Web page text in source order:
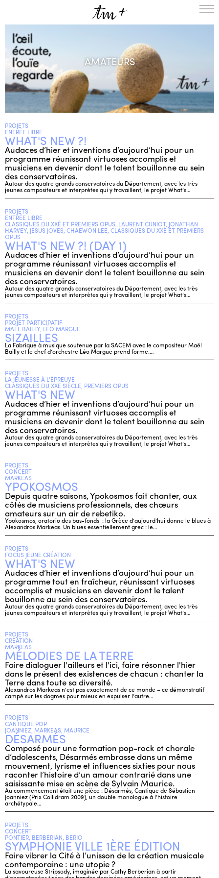
A LA UNE
PROJETS
MÉDIATION
NOUS SOUTENIR
CONTACTS
AGENDA
AMATEURS
PROJETS
ENTRÉE LIBRE
WHAT'S NEW ?!
Audaces d’hier et inventions d’aujourd’hui pour un
programme réunissant virtuoses accomplis et
musiciens en devenir dont le talent bouillonne au sein
des conservatoires.
Autour des quatre grands conservatoires du Département, avec les très
jeunes compositeurs et interprètes qui y travaillent, le projet What’s…
PROJETS
ENTRÉE LIBRE
CLASSIQUES DU XXÈ ET PREMIERS OPUS, LAURENT CUNIOT, JONATHAN
HARVEY, JESUS JOVES, CHAEWON LEE, CLASSIQUES DU XXÈ ET PREMIERS
OPUS
WHAT'S NEW ?! (DAY 1)
Audaces d’hier et inventions d’aujourd’hui pour un
programme réunissant virtuoses accomplis et
musiciens en devenir dont le talent bouillonne au sein
des conservatoires.
Autour des quatre grands conservatoires du Département, avec les très
jeunes compositeurs et interprètes qui y travaillent, le projet What’s…
PROJETS
PROJET PARTICIPATIF
MAËL BAILLY, LÉO MARGUE
SIZAILLES
La Fabrique à musique soutenue par la SACEM avec le compositeur Maël
Bailly et le chef d’orchestre Léo Margue prend forme.…
PROJETS
LA JEUNESSE À L'ÉPREUVE
CLASSIQUES DU XXE SIÈCLE, PREMIERS OPUS
WHAT'S NEW
Audaces d’hier et inventions d’aujourd’hui pour un
programme réunissant virtuoses accomplis et
musiciens en devenir dont le talent bouillonne au sein
des conservatoires.
Autour des quatre grands conservatoires du Département, avec les très
jeunes compositeurs et interprètes qui y travaillent, le projet What’s…
PROJETS
CONCERT
MARKEAS
YPOKOSMOS
Depuis quatre saisons, Ypokosmos fait chanter, aux
côtés de musiciens professionnels, des chœurs
amateurs sur un air de rebetiko.
Ypokosmos, oratorio des bas-fonds : la Grèce d’aujourd’hui donne le blues à
Alexandros Markeas. Un blues essentiellement grec : le…
PROJETS
FOCUS JEUNE CRÉATION
WHAT'S NEW
Audaces d’hier et inventions d’aujourd’hui pour un
programme tout en fraîcheur, réunissant virtuoses
accomplis et musiciens en devenir dont le talent
bouillonne au sein des conservatoires.
Autour des quatre grands conservatoires du Département, avec les très
jeunes compositeurs et interprètes qui y travaillent, le projet What’s…
PROJETS
CRÉATION
MARKEAS
MÉLODIES DE LA TERRE
Faire dialoguer l'ailleurs et l'ici, faire résonner l'hier
dans le présent des existences de chacun : chanter la
Terre dans toute sa diversité.
Alexandros Markeas n’est pas exactement de ce monde – ce démonstratif
campé sur les dogmes pour mieux en expulser l’autre…
PROJETS
CANTIQUE POP
JOANNIEZ, MARKEAS, MAURICE
DÉSARMÉS
Composé pour une formation pop-rock et chorale
d’adolescents, Désarmés embrasse dans un même
mouvement, lyrisme et influences sixties pour nous
raconter l’histoire d’un amour contrarié dans une
saisissante mise en scène de Sylvain Maurice.
Au commencement était une pièce : Désarmés, Cantique de Sébastien
Joanniez (Prix Collidram 2009), un double monologue à l’histoire
archétypale…
PROJETS
CONCERT
PONTIER, BERBERIAN, BERIO
SYMPHONIE VILLE 1ÈRE ÉDITION
Faire vibrer la Cité à l’unisson de la création musicale
contemporaine : une utopie ?
La savoureuse Stripsody, imaginée par Cathy Berberian à partir